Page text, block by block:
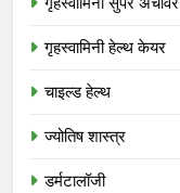
गृहस्वामिनी हेल्थ केयर
चाइल्ड हेल्थ
ज्योतिष शास्त्र
डर्मटालॉजी